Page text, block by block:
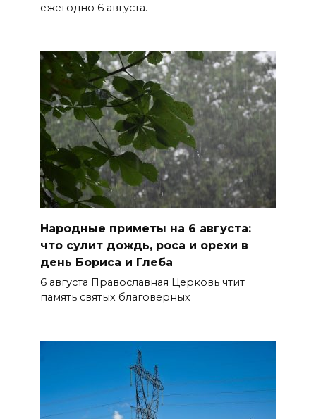
06 августа 2026 14:33
старше 65 лет
06 августа 2026 14:30
Традиции семьи года
06 августа 2026 14:28
Таганрогский театр: пока
опущен занавес
БОЛЬШЕ НОВОСТЕЙ
ежегодно 6 августа.
Народные приметы на 6 августа:
что сулит дождь, роса и орехи в
день Бориса и Глеба
6 августа Православная Церковь чтит
память святых благоверных